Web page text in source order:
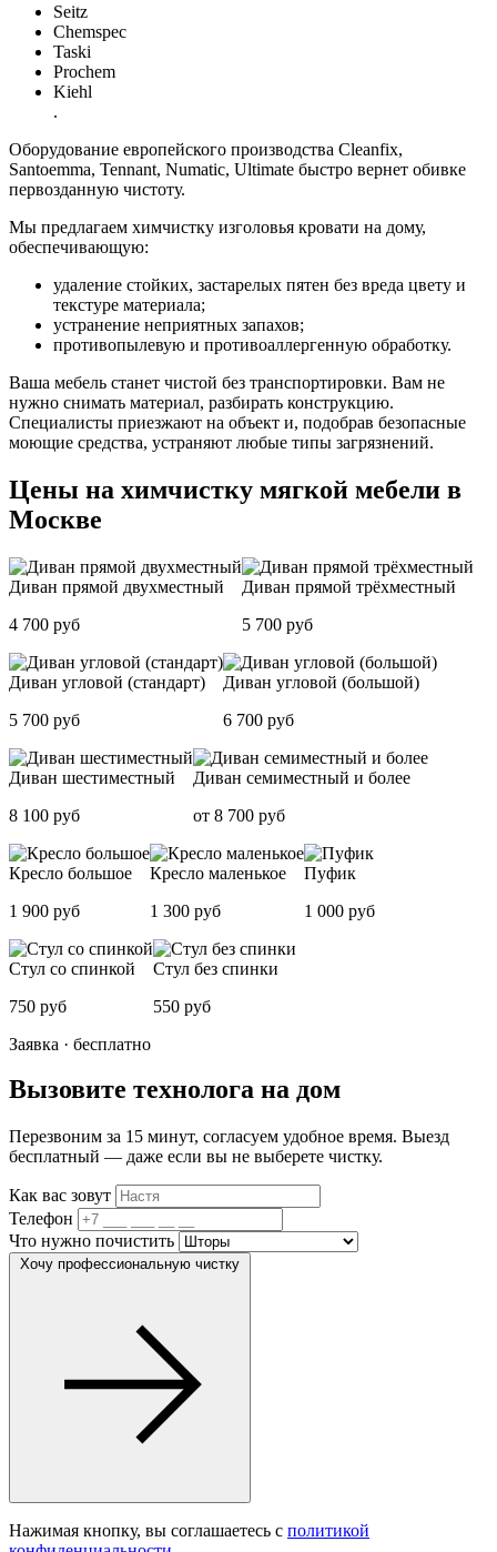
Seitz
Chemspec
Taski
Prochem
Kiehl
.
Оборудование европейского производства Cleanfix,
Santoemma, Tennant, Numatic, Ultimate быстро вернет обивке
первозданную чистоту.
Мы предлагаем химчистку изголовья кровати на дому,
обеспечивающую:
удаление стойких, застарелых пятен без вреда цвету и
текстуре материала;
устранение неприятных запахов;
противопылевую и противоаллергенную обработку.
Ваша мебель станет чистой без транспортировки. Вам не
нужно снимать материал, разбирать конструкцию.
Специалисты приезжают на объект и, подобрав безопасные
моющие средства, устраняют любые типы загрязнений.
Цены на химчистку мягкой мебели в
Москве
Диван прямой двухместный
4 700 руб
Диван прямой трёхместный
5 700 руб
Диван угловой (стандарт)
5 700 руб
Диван угловой (большой)
6 700 руб
Диван шестиместный
8 100 руб
Диван семиместный и более
от 8 700 руб
Кресло большое
1 900 руб
Кресло маленькое
1 300 руб
Пуфик
1 000 руб
Стул со спинкой
750 руб
Стул без спинки
550 руб
Заявка · бесплатно
Вызовите технолога на дом
Перезвоним за 15 минут, согласуем удобное время. Выезд
бесплатный — даже если вы не выберете чистку.
Как вас зовут
Телефон
Что нужно почистить
Хочу профессиональную чистку
Нажимая кнопку, вы соглашаетесь с политикой